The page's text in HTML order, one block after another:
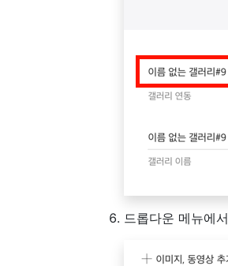
드롭다운 메뉴에서